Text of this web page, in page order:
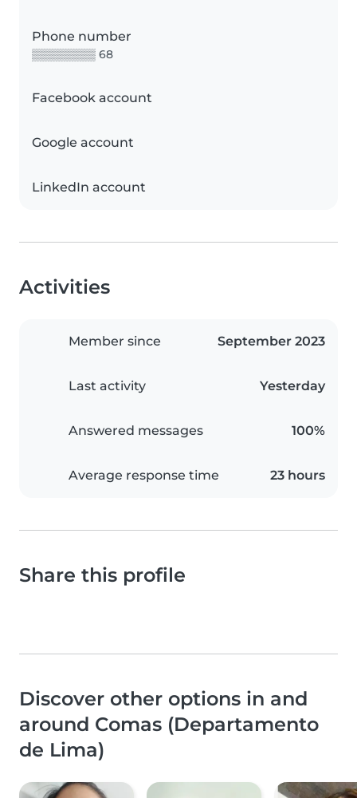
Phone number
▒▒▒▒▒▒▒▒ 68
Facebook account
Google account
LinkedIn account
Activities
Member since September 2023
Last activity Yesterday
Answered messages 100%
Average response time 23 hours
Share this profile
Discover other options in and
around Comas (Departamento
de Lima)